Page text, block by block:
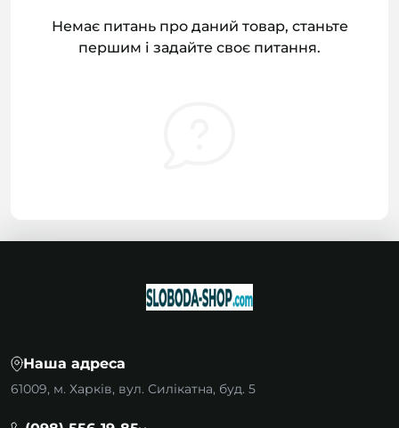
Немає питань про даний товар, станьте
першим і задайте своє питання.
Наша адреса
61009, м. Харків, вул. Силікатна, буд. 5